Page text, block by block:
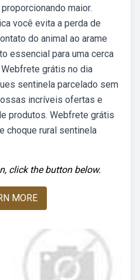
maior.
você evita a perda de
do animal ao arame
essencial para uma cerca
grátis no dia
sentinela parcelado sem
incríveis ofertas e
produtos. Webfrete grátis
choque rural sentinela
click the button below.
MORE